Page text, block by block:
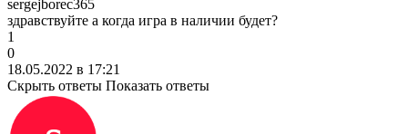
sergejborec365
здравствуйте а когда игра в наличии будет?
1
0
18.05.2022 в 17:21
Скрыть ответы Показать ответы